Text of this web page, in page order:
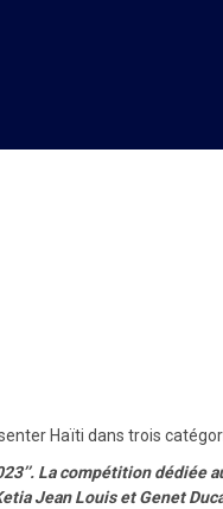
Haïti dans trois
La compétition
Jean Louis et Genet